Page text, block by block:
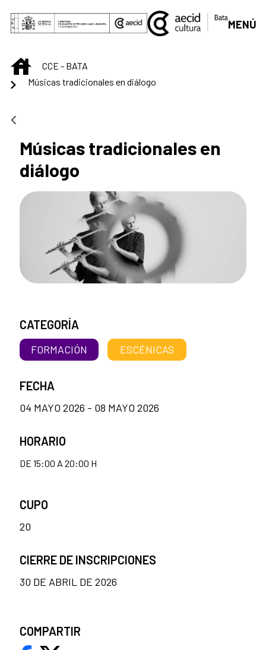
Saltar al contenido principal
MENÚ
INICIOCCE - BATA
Músicas tradicionales en diálogo
Músicas tradicionales en
diálogo
CATEGORÍA
FORMACIÓN ESCÉNICAS
FECHA
04 MAYO 2026 - 08 MAYO 2026
HORARIO
DE 15:00 A 20:00 H
CUPO
20
CIERRE DE INSCRIPCIONES
30 DE ABRIL DE 2026
COMPARTIR